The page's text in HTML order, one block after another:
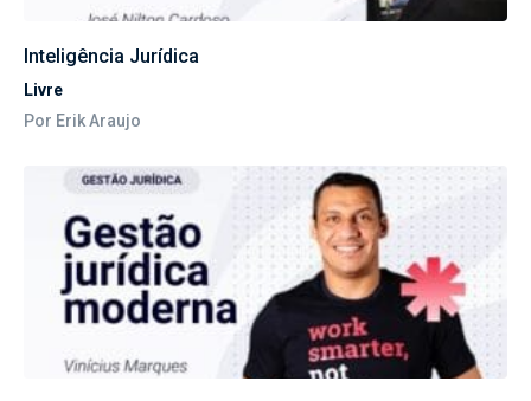
Inteligência Jurídica
Livre
Por Erik Araujo